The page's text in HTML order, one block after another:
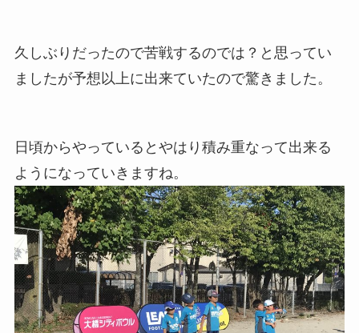
久しぶりだったので苦戦するのでは？と思ってい
ましたが予想以上に出来ていたので驚きました。
日頃からやっているとやはり積み重なって出来る
ようになっていきますね。